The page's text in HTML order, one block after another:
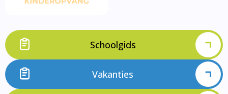
Schoolgids
Vakanties